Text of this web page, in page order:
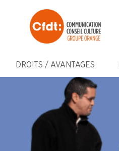
DROITS / AVANTAGES